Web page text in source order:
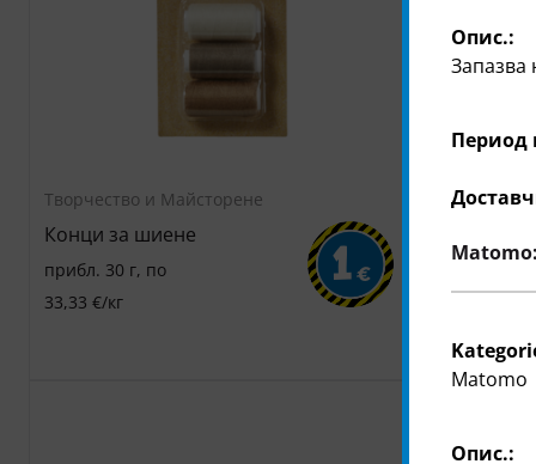
Творчество и Майсторене
Конци за шиене
прибл. 30 г, по
33,33 €/кг
1 €
„Фаворита“
прибл. 50
20 €/кг
Опис.:
Запазва
Период
Matomo
Опис.: